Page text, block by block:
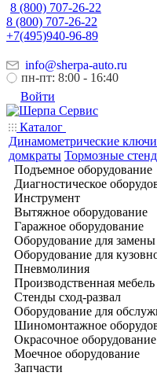
8 (800) 707-26-22
8 (800) 707-26-22
+7(495)940-96-89
info@sherpa-auto.ru
пн-пт: 8:00 - 16:40
Войти
Каталог
Динамометрические ключи
домкраты Тормозные
Подъемное оборудование
Диагностическое
Инструмент
Вытяжное оборудование
Гаражное оборудование
Оборудование для
Оборудование для
Пневмолиния
Производственная мебель
Стенды сход-развал
Оборудование для
Шиномонтажное
Окрасочное оборудование
Моечное оборудование
Запчасти